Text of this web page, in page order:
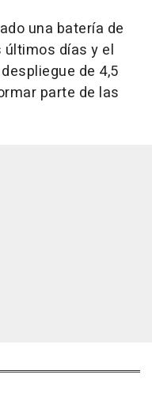
una batería de
días y el
de 4,5
parte de las